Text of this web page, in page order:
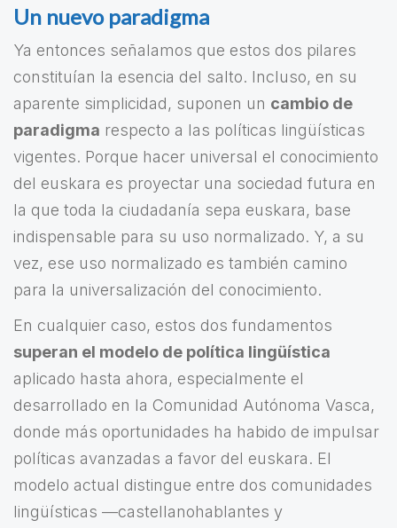
Un nuevo paradigma
Ya entonces señalamos que estos dos pilares
constituían la esencia del salto. Incluso, en su
aparente simplicidad, suponen un cambio de
paradigma respecto a las políticas lingüísticas
vigentes. Porque hacer universal el conocimiento
del euskara es proyectar una sociedad futura en
la que toda la ciudadanía sepa euskara, base
indispensable para su uso normalizado. Y, a su
vez, ese uso normalizado es también camino
para la universalización del conocimiento.
En cualquier caso, estos dos fundamentos
superan el modelo de política lingüística
aplicado hasta ahora, especialmente el
desarrollado en la Comunidad Autónoma Vasca,
donde más oportunidades ha habido de impulsar
políticas avanzadas a favor del euskara. El
modelo actual distingue entre dos comunidades
lingüísticas —castellanohablantes y